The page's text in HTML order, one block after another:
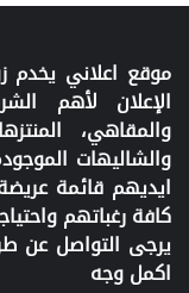
موقع اعلاني
الإعلان لأهم
والمقاهي،
والشاليهات
ايديهم قائمة
كافة رغباتهم
يرجى التواصل عن
اكمل وجه